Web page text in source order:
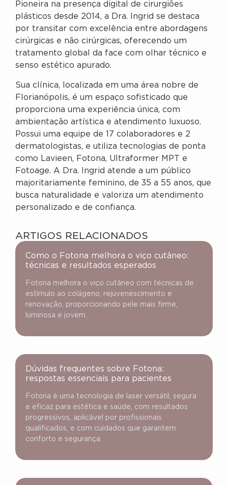
Pioneira na presença digital de cirurgiões
plásticos desde 2014, a Dra. Ingrid se destaca
por transitar com excelência entre abordagens
cirúrgicas e não cirúrgicas, oferecendo um
tratamento global da face com olhar técnico e
senso estético apurado.
Sua clínica, localizada em uma área nobre de
Florianópolis, é um espaço sofisticado que
proporciona uma experiência única, com
ambientação artística e atendimento luxuoso.
Possui uma equipe de 17 colaboradores e 2
dermatologistas, e utiliza tecnologias de ponta
como Lavieen, Fotona, Ultraformer MPT e
Fotoage. A Dra. Ingrid atende a um público
majoritariamente feminino, de 35 a 55 anos, que
busca naturalidade e valoriza um atendimento
personalizado e de confiança.
ARTIGOS RELACIONADOS
Como o Fotona melhora o viço cutâneo:
técnicas e resultados esperados
Fotona melhora o viço cutâneo com técnicas de
estímulo ao colágeno, rejuvenescimento e
renovação, proporcionando pele mais firme,
luminosa e jovem.
Dúvidas frequentes sobre Fotona:
respostas essenciais para pacientes
Fotona é uma tecnologia de laser versátil, segura
e eficaz para estética e saúde, com resultados
progressivos, aplicável por profissionais
qualificados, e com cuidados que garantem
conforto e segurança.